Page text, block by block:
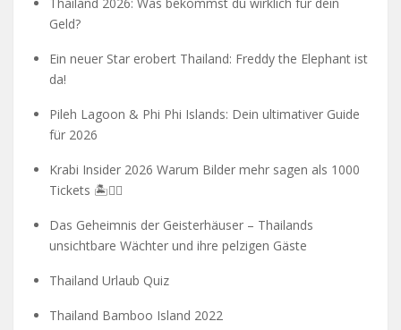
Geld?
Ein neuer Star erobert Thailand: Freddy the Elephant ist
da!
Pileh Lagoon & Phi Phi Islands: Dein ultimativer Guide
für 2026
Krabi Insider 2026 Warum Bilder mehr sagen als 1000
Tickets 🏝️🧗‍♂️
Das Geheimnis der Geisterhäuser – Thailands
unsichtbare Wächter und ihre pelzigen Gäste
Thailand Urlaub Quiz
Thailand Bamboo Island 2022